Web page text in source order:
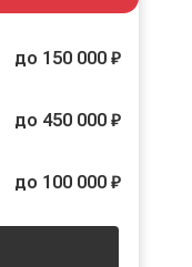
до 150 000 ₽
до 450 000 ₽
до 100 000 ₽